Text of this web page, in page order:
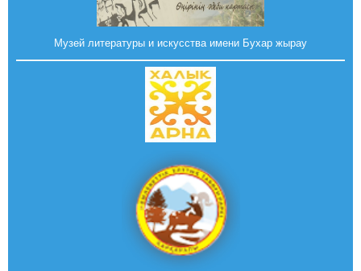
Музей литературы и искусства имени Бухар жырау